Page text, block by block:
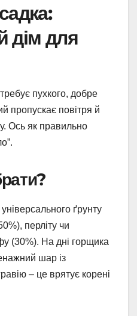
дім для
пухкого, добре
пропускає повітря й
Ось як правильно
ґрунту
перліту чи
(30%). На дні горщика
шар із
– це врятує корені